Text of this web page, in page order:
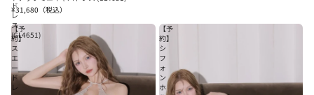
ド
レ
ス
(GL4651)
¥31,680 （税込）
【予
約】
ス
エ
ー
ド
レ
【予
約】
シ
フ
ォ
ン
ホ